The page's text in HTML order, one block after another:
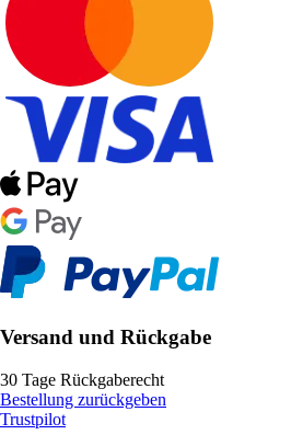
Versand und Rückgabe
30 Tage Rückgaberecht
Bestellung zurückgeben
Trustpilot